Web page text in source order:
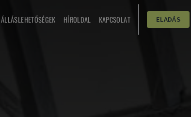
ÁLLÁSLEHETŐSÉGEK HÍROLDAL KAPCSOLAT ELADÁS